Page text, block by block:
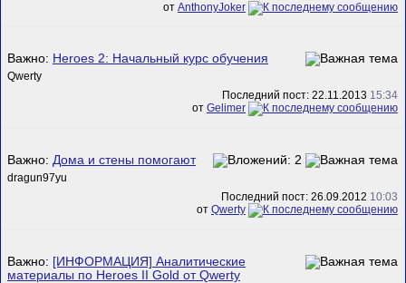
от AnthonyJoker
Важно: Heroes 2: Начальный курс обучения
Qwerty
Последний пост: 22.11.2013 15:34
от Gelimer
Важно: Дома и стены помогают
dragun97yu
Последний пост: 26.09.2012 10:03
от Qwerty
Важно: [ИНФОРМАЦИЯ] Аналитические
материалы по Heroes II Gold от Qwerty